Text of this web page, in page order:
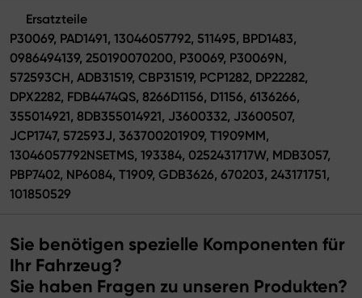
Ersatzteile
P30069, PAD1491, 13046057792, 511495, BPD1483,
0986494139, 250190070200, P30069, P30069N,
572593CH, ADB31519, CBP31519, PCP1282, DP22282,
DPX2282, FDB4474QS, 8266D1156, D1156, 6136266,
355014921, 8DB355014921, J3600332, J3600507,
JCP1747, 572593J, 363700201909, T1909MM,
13046057792NSETMS, 193384, 0252431717W, MDB3057,
PBP7402, NP6084, T1909, GDB3626, 670203, 243171751,
101850529
Sie benötigen spezielle Komponenten für
Ihr Fahrzeug?
Sie haben Fragen zu unseren Produkten?